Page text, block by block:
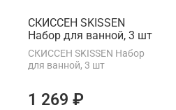
СКИССЕН SKISSEN
Набор для ванной, 3 шт
СКИССЕН SKISSEN Набор
для ванной, 3 шт
1 269 ₽